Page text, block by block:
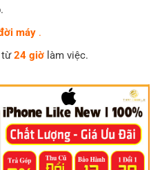
máy.
từ24 giờlàm việc.